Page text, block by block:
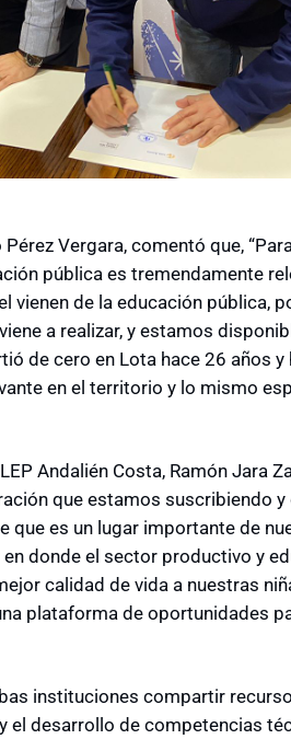
Vergara, comentó que,
pública es tremendamente
vienen de la educación pública,
a realizar, y estamos
de cero en Lota hace 26 años
en el territorio y lo mismo
Andalién Costa, Ramón Jara
que estamos suscribiendo
que es un lugar importante de
donde el sector productivo y
calidad de vida a nuestras
plataforma de oportunidades
instituciones compartir
el desarrollo de competencias